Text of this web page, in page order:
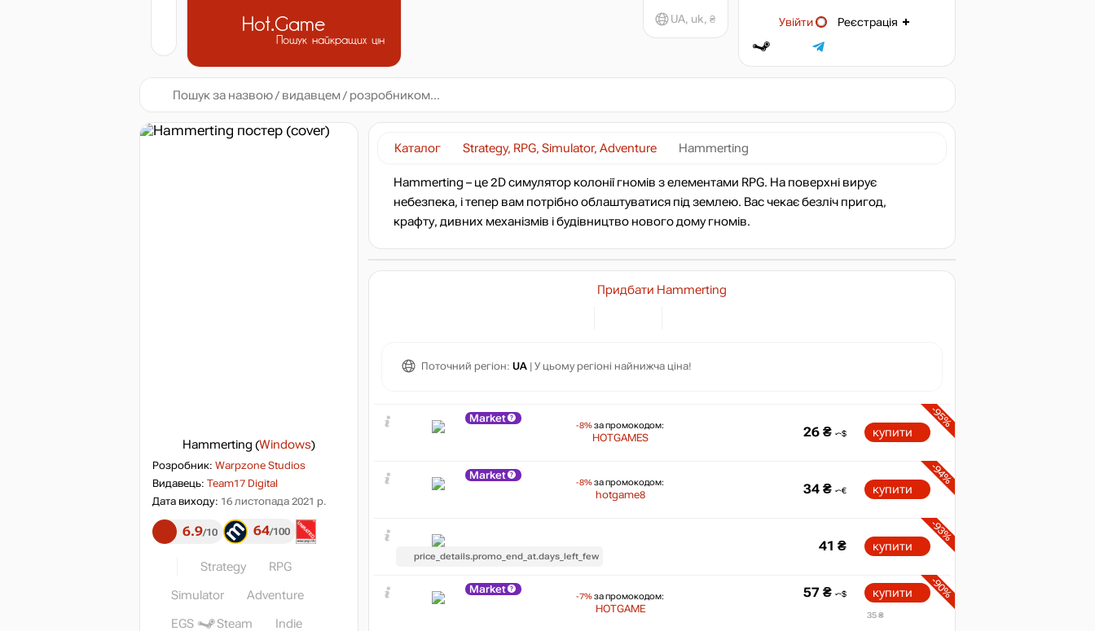
Hot.Game
Пошук найкращих цін
Увійти Реєстрація
UA, uk, ₴
Hammerting (Windows)
Розробник: Warpzone Studios
Видавець: Team17 Digital
Дата виходу: 16 листопада 2021 р.
6.9 10 64 100
Strategy RPG
Simulator Adventure
EGS Steam Indie
Каталог Strategy, RPG, Simulator, Adventure Hammerting
Hammerting – це 2D симулятор колонії гномів з елементами RPG. На поверхні вирує
небезпека, і тепер вам потрібно облаштуватися під землею. Вас чекає безліч пригод,
крафту, дивних механізмів і будівництво нового дому гномів.
Придбати Hammerting
Поточний регіон: UA | У цьому регіоні найнижча ціна!
Market
-8%за промокодом:
HOTGAMES
-95%
26 ₴ купити
Market
-8%за промокодом:
hotgame8
-94%
34 ₴ купити
price_details.promo_end_at.days_left_few
-93%
41 ₴ купити
Market
-7%за промокодом:
HOTGAME
-90%
57 ₴ купити
35 ₴